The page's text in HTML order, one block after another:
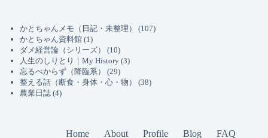
かとちゃんメモ（日記・未整理）
(107)
かとちゃん資料館(1)
ダメ経営論（シリーズ）
(10)
人生のしりとり｜My History(3)
忘るべからず（降臨系）
(29)
整える話（断食・身体・心・物）
(38)
農業日誌(4)
Home About Profile Blog FAQ